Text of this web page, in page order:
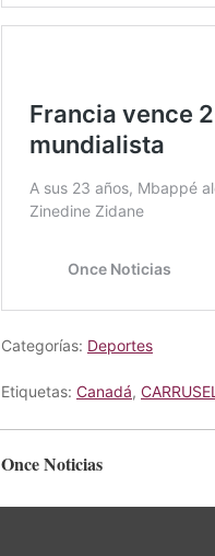
Categorías: Deportes
Etiquetas: Canadá, CARRUSEL
Once Noticias